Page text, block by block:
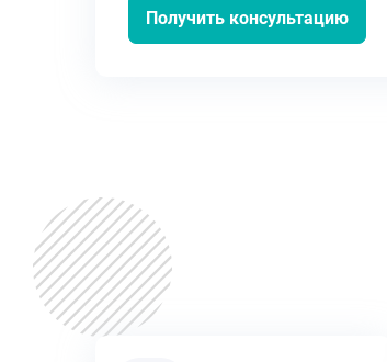
Получить консультацию